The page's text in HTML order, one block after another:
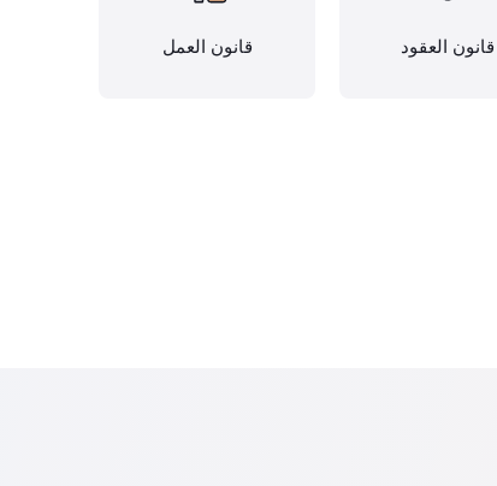
قانون العقود قانون العمل